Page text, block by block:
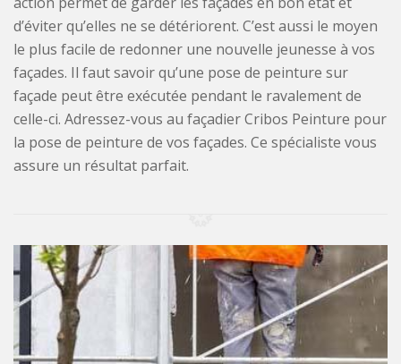
d’éviter qu’elles ne se détériorent. C’est aussi le moyen
le plus facile de redonner une nouvelle jeunesse à vos
façades. Il faut savoir qu’une pose de peinture sur
façade peut être exécutée pendant le ravalement de
celle-ci. Adressez-vous au façadier Cribos Peinture pour
la pose de peinture de vos façades. Ce spécialiste vous
assure un résultat parfait.